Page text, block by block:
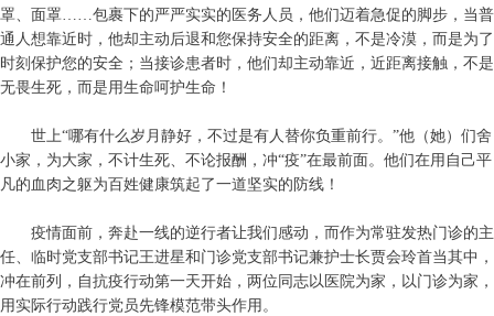
罩、面罩……包裹下的严严实实的医务人员，他们迈着急促的脚步，当普
通人想靠近时，他却主动后退和您保持安全的距离，不是冷漠，而是为了
时刻保护您的安全；当接诊患者时，他们却主动靠近，近距离接触，不是
无畏生死，而是用生命呵护生命！
世上“哪有什么岁月静好，不过是有人替你负重前行。”他（她）们舍
小家，为大家，不计生死、不论报酬，冲“疫”在最前面。他们在用自己平
凡的血肉之躯为百姓健康筑起了一道坚实的防线！
疫情面前，奔赴一线的逆行者让我们感动，而作为常驻发热门诊的主
任、临时党支部书记王进星和门诊党支部书记兼护士长贾会玲首当其中，
冲在前列，自抗疫行动第一天开始，两位同志以医院为家，以门诊为家，
用实际行动践行党员先锋模范带头作用。